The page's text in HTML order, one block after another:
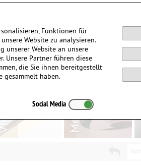
Funktionen für
Website zu analysieren.
unserer Website an unsere
Unsere Partner führen diese
die Sie ihnen bereitgestellt
gesammelt haben.
Social Media